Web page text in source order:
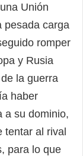
Unión
pesada carga
romper
y Rusia
la guerra
haber
a su dominio,
tentar al rival
para lo que